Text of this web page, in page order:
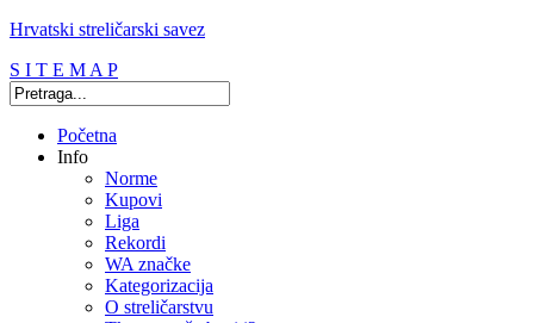
Hrvatski streličarski savez
S I T E M A P
Početna
Info
Norme
Kupovi
Liga
Rekordi
WA značke
Kategorizacija
O streličarstvu